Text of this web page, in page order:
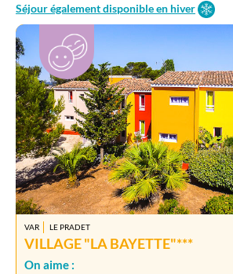
Séjour également disponible en hiver
VAR LE PRADET
VILLAGE "LA BAYETTE"***
On aime :